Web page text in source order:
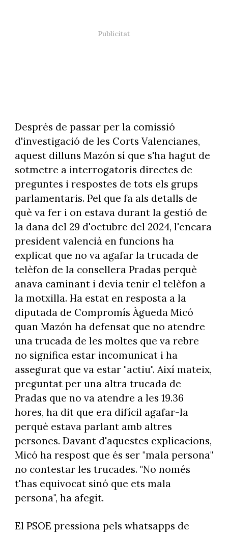
Després de passar per la comissió
d'investigació de les Corts Valencianes,
aquest dilluns Mazón sí que s'ha hagut de
sotmetre a interrogatoris directes de
preguntes i respostes de tots els grups
parlamentaris. Pel que fa als detalls de
què va fer i on estava durant la gestió de
la dana del 29 d'octubre del 2024, l'encara
president valencià en funcions ha
explicat que no va agafar la trucada de
telèfon de la consellera Pradas perquè
anava caminant i devia tenir el telèfon a
la motxilla. Ha estat en resposta a la
diputada de Compromís Àgueda Micó
quan Mazón ha defensat que no atendre
una trucada de les moltes que va rebre
no significa estar incomunicat i ha
assegurat que va estar "actiu". Així mateix,
preguntat per una altra trucada de
Pradas que no va atendre a les 19.36
hores, ha dit que era difícil agafar-la
perquè estava parlant amb altres
persones. Davant d'aquestes explicacions,
Micó ha respost que és ser "mala persona"
no contestar les trucades. "No només
t'has equivocat sinó que ets mala
persona", ha afegit.
El PSOE pressiona pels whatsapps de